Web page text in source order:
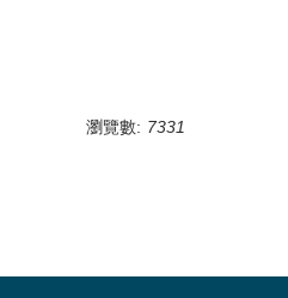
瀏覽數: 7331